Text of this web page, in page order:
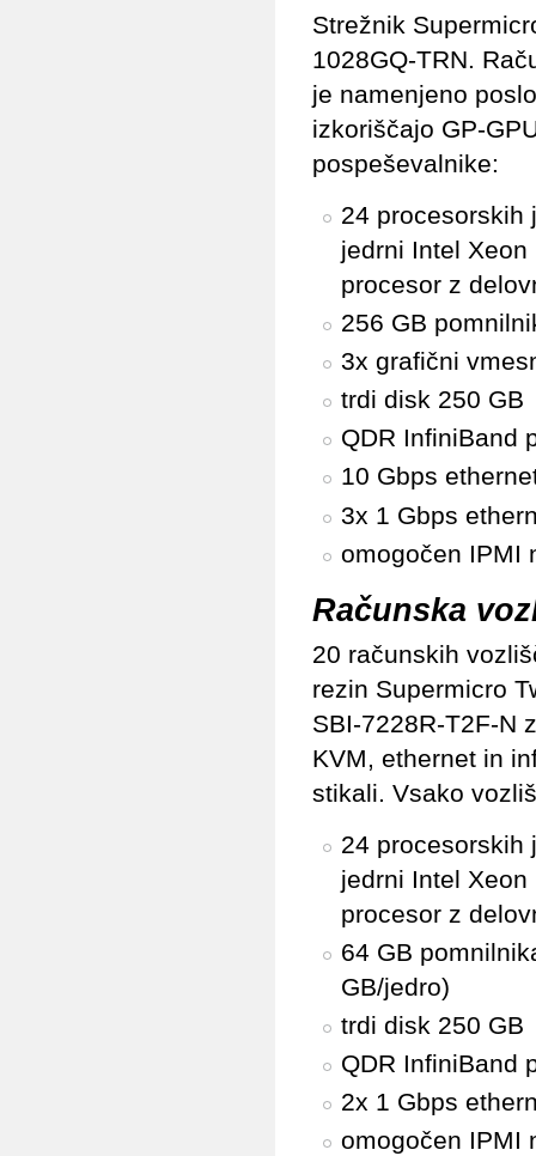
Strežnik
1028GQ-TRN.
je namenjeno
izkoriščajo GP-
pospeševalnike:
24 procesorskih
jedrni Intel Xeon
procesor z
256 GB
3x grafični
trdi disk 250 GB
QDR InfiniBand
10 Gbps
3x 1 Gbps
omogočen IPMI
Računska
20 računskih
rezin Supermicro
SBI-7228R-T2F-N
KVM, ethernet in
stikali. Vsako
24 procesorskih
jedrni Intel Xeon
procesor z
64 GB
GB/jedro)
trdi disk 250 GB
QDR InfiniBand
2x 1 Gbps
omogočen IPMI